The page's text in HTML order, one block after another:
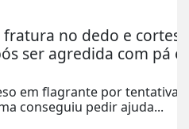
no dedo e cortes
agredida com pá em
flagrante por tentativa de
pedir ajuda...